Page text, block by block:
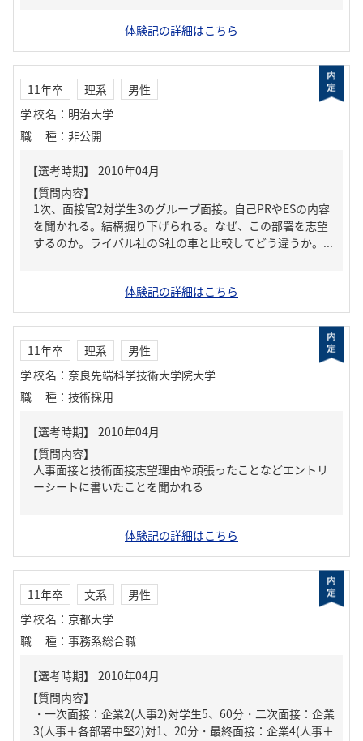
体験記の詳細はこちら
11年卒 理系
男性
学校名 ： 明治大学
職種 ： 非公開
【質問内容】
1次、面接官2対学生3のグループ面接。自己PRやESの内容
を聞かれる。結構掘り下げられる。なぜ、この部署を志望
するのか。ライバル社のS社の車と比較してどう違うか。...
体験記の詳細はこちら
11年卒 理系
男性
学校名 ： 奈良先端科学技術大学院大学
職種 ： 技術採用
【質問内容】
人事面接と技術面接志望理由や頑張ったことなどエントリ
ーシートに書いたことを聞かれる
体験記の詳細はこちら
11年卒 文系
男性
学校名 ： 京都大学
職種 ： 事務系総合職
【質問内容】
・一次面接：企業2(人事2)対学生5、60分・二次面接：企業
3(人事＋各部署中堅2)対1、20分・最終面接：企業4(人事＋